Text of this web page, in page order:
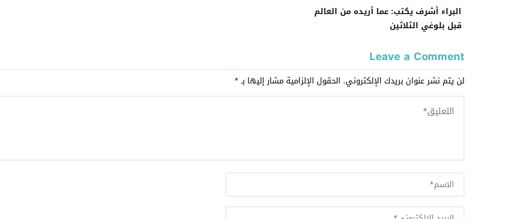
البراء أشرف يكتب: عما أريده من العالم
قبل بلوغي الثلاثين
Leave a Comment
لن يتم نشر عنوان بريدك الإلكتروني. الحقول الإلزامية مشار إليها بـ*